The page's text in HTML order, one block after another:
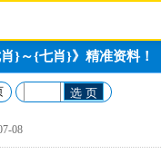
}～{七肖}》精准资料！
选 页
08